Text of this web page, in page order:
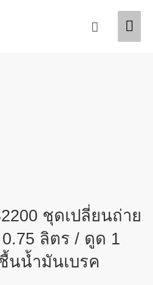
Search
ชุดเปลี่ยนถ่าย
ลิตร / ดูด 1
นน้ำมันเบรค